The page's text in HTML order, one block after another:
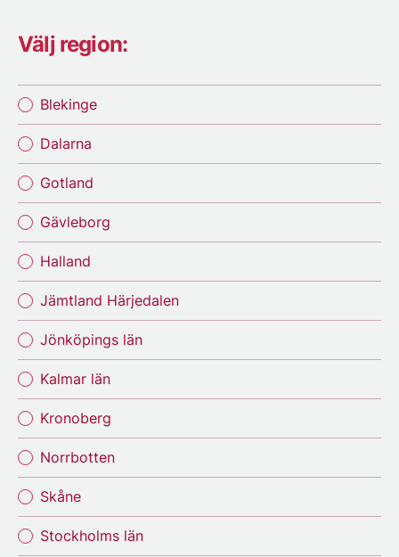
Välj region:
Blekinge
Dalarna
Gotland
Gävleborg
Halland
Jämtland Härjedalen
Jönköpings län
Kalmar län
Kronoberg
Norrbotten
Skåne
Stockholms län